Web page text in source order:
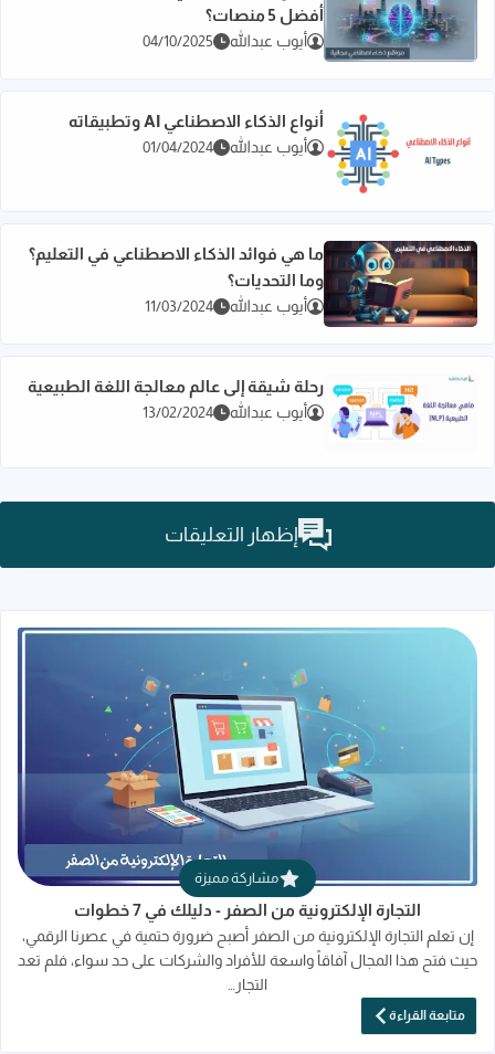
اقرأ المزيد عن مواقع ذكاء اصطناعي مجانية - كيف تختار أفضل 5 منصات؟
أفضل 5 منصات؟
أيوب عبدالله 04/10/2025
اقرأ المزيد عن أنواع الذكاء الاصطناعي AI وتطبيقاته
أنواع الذكاء الاصطناعي AI وتطبيقاته
أيوب عبدالله 01/04/2024
اقرأ المزيد عن ما هي فوائد الذكاء الاصطناعي في التعليم؟ وما
ما هي فوائد الذكاء الاصطناعي في التعليم؟
وما التحديات؟
أيوب عبدالله 11/03/2024
اقرأ المزيد عن رحلة شيقة إلى عالم معالجة اللغة الطبيعية
رحلة شيقة إلى عالم معالجة اللغة الطبيعية
أيوب عبدالله 13/02/2024
إظهار التعليقات
قراءة المزيد عن التجارة الإلكترونية من
مشاركة مميزة
التجارة الإلكترونية من الصفر - دليلك في 7 خطوات
إن تعلم التجارة الإلكترونية من الصفر أصبح ضرورة حتمية في عصرنا الرقمي،
حيث فتح هذا المجال آفاقاً واسعة للأفراد والشركات على حد سواء، فلم تعد
التجار…
متابعة القراءة